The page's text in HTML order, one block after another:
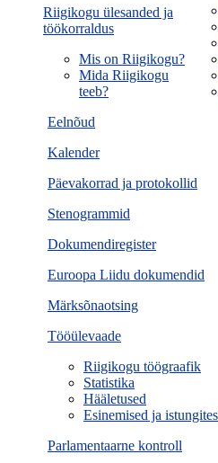
Eelnõud
Kalender
Päevakorrad ja protokollid
Stenogrammid
Dokumendiregister
Euroopa Liidu dokumendid
Märksõnaotsing
Tööülevaade
Riigikogu töögraafik
Statistika
Hääletused
Esinemised ja
Parlamentaarne kontroll
Riigikogu ülesanded ja
töökorraldus
Mis on Riigikogu?
Mida Riigikogu
teeb?